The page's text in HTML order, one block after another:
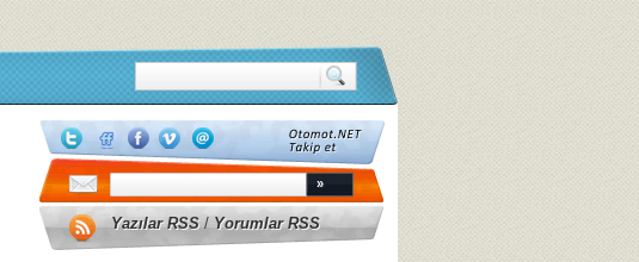
Yazılar RSS/Yorumlar RSS